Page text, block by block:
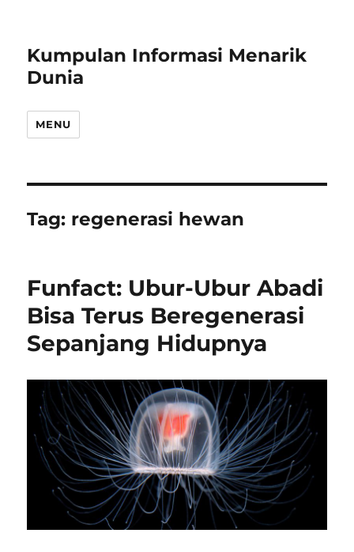
Kumpulan Informasi Menarik
Dunia
MENU
Tag: regenerasi hewan
Funfact: Ubur-Ubur Abadi
Bisa Terus Beregenerasi
Sepanjang Hidupnya